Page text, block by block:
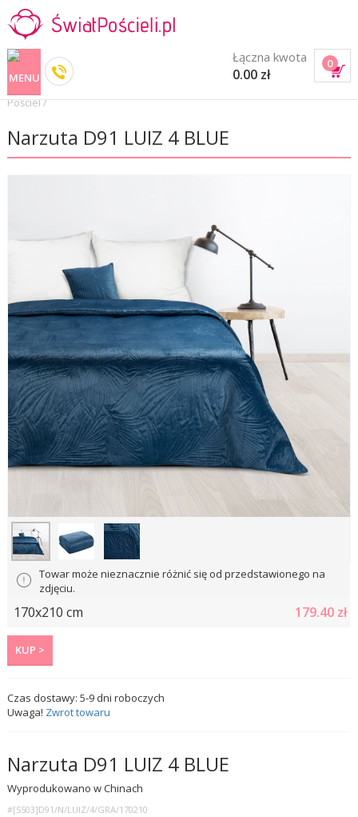
0
Łączna kwota
0.00 zł
Pościel/
Narzuta D91 LUIZ 4 BLUE
Towar może nieznacznie różnić się od przedstawionego na
zdjęciu.
170x210 cm 179.40 zł
KUP >
Czas dostawy:5-9 dni roboczych
Uwaga! Zwrot towaru
Narzuta D91 LUIZ 4 BLUE
Wyprodukowano w Chinach
#[S503]D91/N/LUIZ/4/GRA/170210